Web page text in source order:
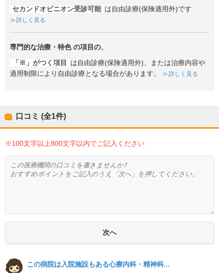
セカンドオピニオン受診可能 は自由診療(保険適用外)です
詳しく見る
専門的な治療・特色の項目の、
「※」がつく項目
は自由診療(保険適用外)、または治療内容や
適用制限により自由診療となる場合があります。
詳しく見る
口コミ (全1件)
※100文字以上800文字以内でご記入ください
この病院は入院施設もある心療内科・精神科...